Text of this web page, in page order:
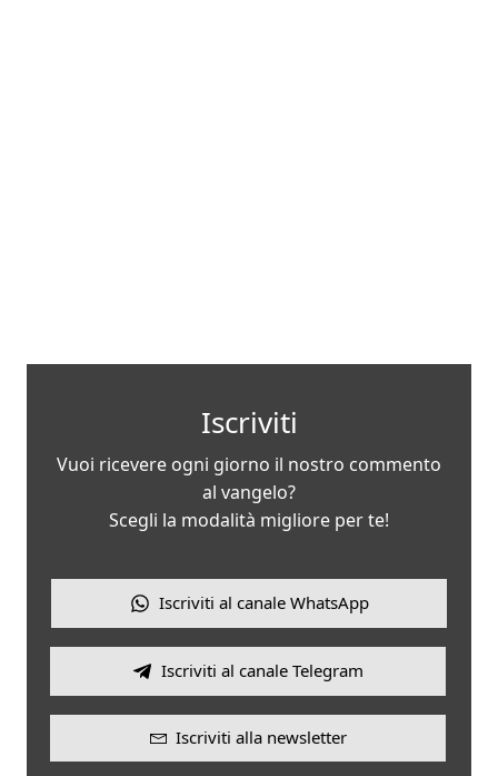
Iscriviti
Vuoi ricevere ogni giorno il nostro commento
al vangelo?
Scegli la modalità migliore per te!
Iscriviti al canale WhatsApp
Iscriviti al canale Telegram
Iscriviti alla newsletter